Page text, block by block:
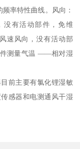
率特性曲线。风向：
没有活动部件，免维
速风向，没有活动部
件测量气温 ——相对湿
前主要有氯化锂湿敏
感器和电测通风干湿